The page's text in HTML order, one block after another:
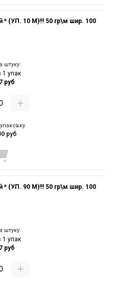
* (УП. 10 М)!!! 50 гр\м шир. 100
штуку:
1 упак
руб
руб
* (УП. 90 М)!!! 50 гр\м шир. 100
штуку:
1 упак
руб